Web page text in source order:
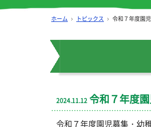
ホーム トピックス 令和７年度園
2024.11.12 令和７年度
令和７年度園児募集・幼